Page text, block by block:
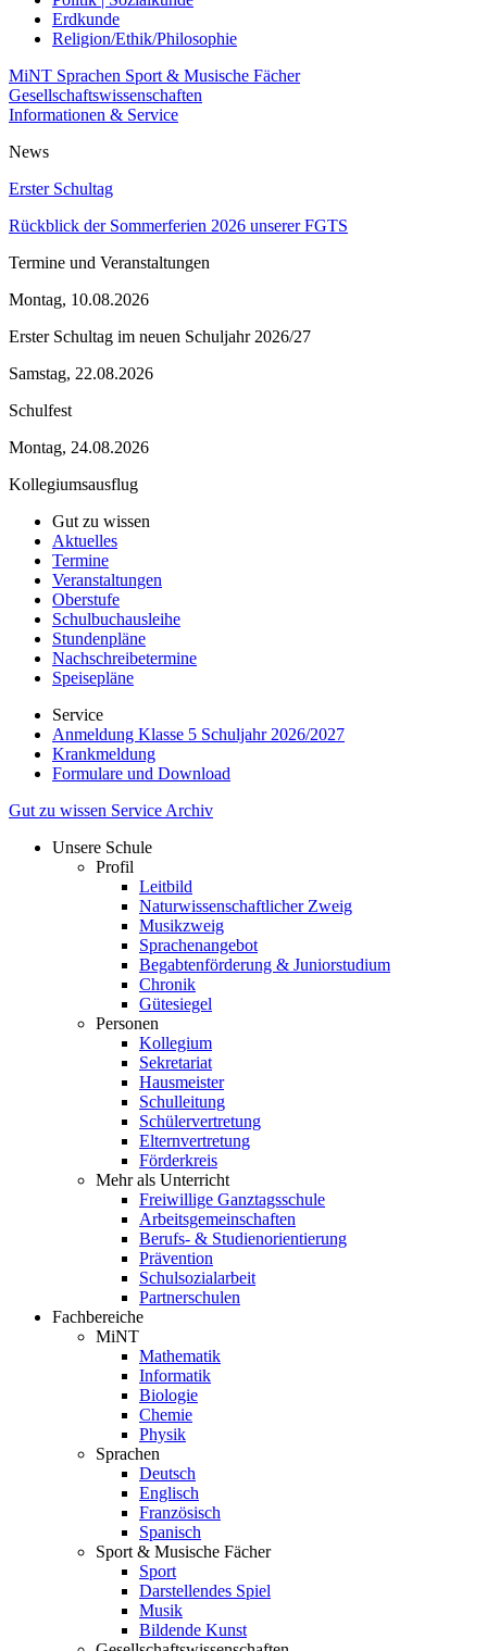
Erdkunde
Religion/Ethik/Philosophie
MiNT Sprachen Sport & Musische Fächer
Gesellschaftswissenschaften
Informationen & Service
News
Erster Schultag
Rückblick der Sommerferien 2026 unserer FGTS
Termine und Veranstaltungen
Montag, 10.08.2026
Erster Schultag im neuen Schuljahr 2026/27
Samstag, 22.08.2026
Schulfest
Montag, 24.08.2026
Kollegiumsausflug
Gut zu wissen
Aktuelles
Termine
Veranstaltungen
Oberstufe
Schulbuchausleihe
Stundenpläne
Nachschreibetermine
Speisepläne
Service
Anmeldung Klasse 5 Schuljahr 2026/2027
Krankmeldung
Formulare und Download
Gut zu wissen Service Archiv
Unsere Schule
Profil
Leitbild
Naturwissenschaftlicher Zweig
Musikzweig
Sprachenangebot
Begabtenförderung & Juniorstudium
Chronik
Gütesiegel
Personen
Kollegium
Sekretariat
Hausmeister
Schulleitung
Schülervertretung
Elternvertretung
Förderkreis
Mehr als Unterricht
Freiwillige Ganztagsschule
Arbeitsgemeinschaften
Berufs- & Studienorientierung
Prävention
Schulsozialarbeit
Partnerschulen
Fachbereiche
MiNT
Mathematik
Informatik
Biologie
Chemie
Physik
Sprachen
Deutsch
Englisch
Französisch
Spanisch
Sport & Musische Fächer
Sport
Darstellendes Spiel
Musik
Bildende Kunst